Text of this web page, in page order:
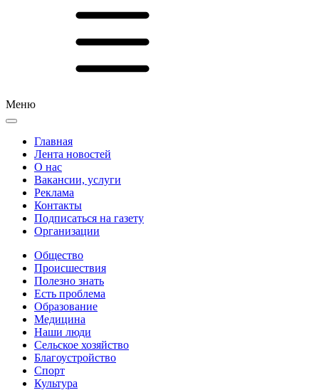
Меню
Главная
Лента новостей
О нас
Вакансии, услуги
Реклама
Контакты
Подписаться на газету
Организации
Общество
Происшествия
Полезно знать
Есть проблема
Образование
Медицина
Наши люди
Сельское хозяйство
Благоустройство
Спорт
Культура